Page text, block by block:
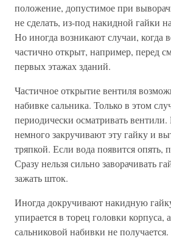
положение, допустимое при
не сделать, из-под накидной гайки
Но иногда возникают случаи, когда
частично открыт, например, перед
первых этажах зданий.
Частичное открытие вентиля
набивке сальника. Только в этом
периодически осматривать
немного закручивают эту гайку и
тряпкой. Если вода появится опять,
Сразу нельзя сильно заворачивать
зажать шток.
Иногда докручивают накидную
упирается в торец головки корпуса,
сальниковой набивки не